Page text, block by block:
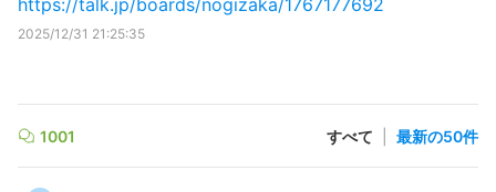
https://talk.jp/boards/nogizaka/1767177692
2025/12/31 21:25:35
1001 すべて 最新の50件